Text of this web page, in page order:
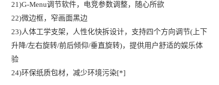
21)G-Menu调节软件，电竞参数调整，随心所欲
22)微边框，窄画面黑边
23)人体工学支架，人性化快拆设计，支持四个方向调节(上下
升降/左右旋转/前后倾仰/垂直旋转)，提供用户舒适的娱乐体
验
24)环保纸质包材，减少环境污染[*]